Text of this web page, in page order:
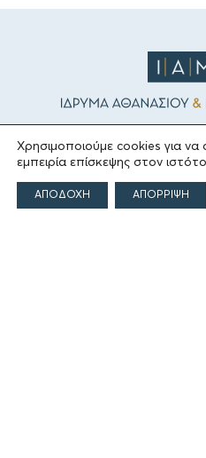
ΤΟ
Χρησιμοποιούμε cookies για
εμπειρία επίσκεψης στον
ΑΠΟΔΟΧΗ ΑΠΟΡΡΙΨΗ